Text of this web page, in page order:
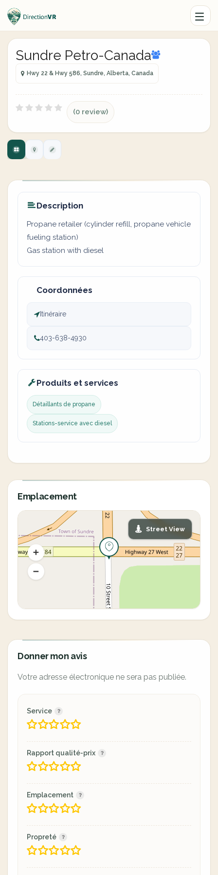
Sundre Petro-Canada
Hwy 22 & Hwy 586, Sundre, Alberta, Canada
(0 review)
Description
Propane retailer (cylinder refill, propane vehicle
fueling station)
Gas station with diesel
Coordonnées
Itinéraire
403-638-4930
Produits et services
Détaillants de propane
Stations-service avec diesel
Emplacement
Street View
Donner mon avis
Votre adresse électronique ne sera pas publiée.
Service
Rapport qualité-prix
Emplacement
Propreté